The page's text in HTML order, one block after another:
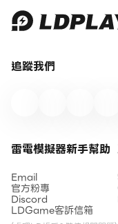
追蹤我們
雷電模擬器新手幫助
Email
官方粉專
Discord
LDGame客訴信箱